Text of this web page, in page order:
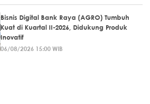
Bisnis Digital Bank Raya (AGRO) Tumbuh
Kuat di Kuartal II-2026, Didukung Produk
Inovatif
06/08/2026 15:00 WIB